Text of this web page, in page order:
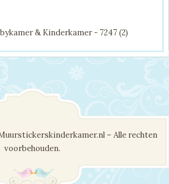
& Kinderkamer - 7247 (2)
– Alle rechten
voorbehouden.